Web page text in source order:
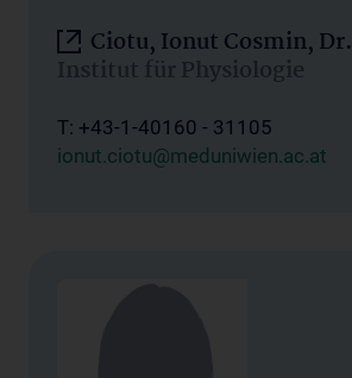
Ciotu, Ionut Cosmin, Dr.
Institut für Physiologie
T: +43-1-40160 - 31105
ionut.ciotu@meduniwien.ac.at